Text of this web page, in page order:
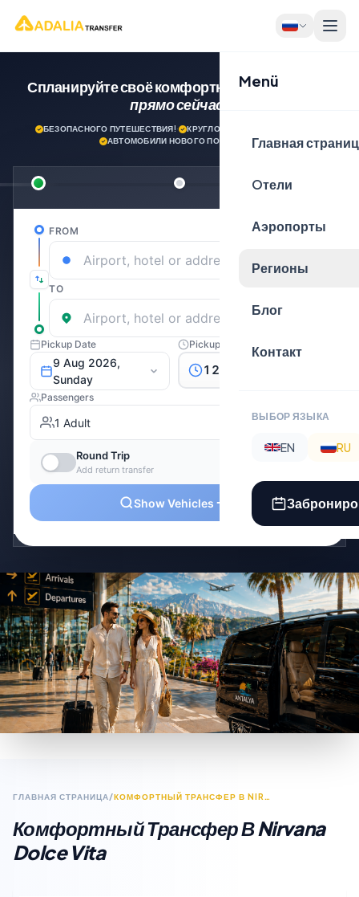
Menü
Главная
Oтели
Аэропорты
Регионы
Блог
Контакт
ВЫБОР ЯЗЫКА
EN RU
Спланируйте своё комфортное путешествие
прямо сейчас!
БЕЗОПАСНОГО ПУТЕШЕСТВИЯ!· КРУГЛОСУТОЧНАЯ ПОДДЕРЖКА
АВТОМОБИЛИ НОВОГО ПОКОЛЕНИЯ
ГЛАВНАЯ СТРАНИЦА/ КОМФОРТНЫЙ ТРАНСФЕР В NIRVANA DOLCE VITA
Комфортный Трансфер В Nirvana
Dolce Vita